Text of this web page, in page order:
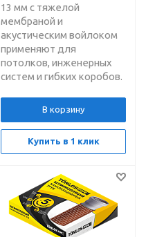
13 мм с тяжелой
мембраной и
акустическим войлоком
применяют для
потолков, инженерных
систем и гибких коробов.
В корзину
Купить в 1 клик